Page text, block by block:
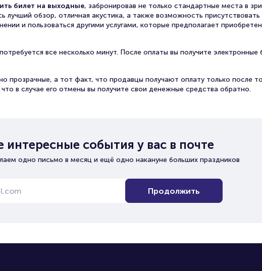
билет на выходные, забронировав не только стандартные места в
лучший обзор, отличная акустика, а также возможность
и пользоваться другими услугами, которые предполагает
все несколько минут. После оплаты вы получите электронные
прозрачные, а тот факт, что продавцы получают оплату только после
в случае его отмены вы получите свои денежные средства обратно.
события у вас в почте
одно письмо в месяц и ещё одно накануне больших праздников
Продолжить